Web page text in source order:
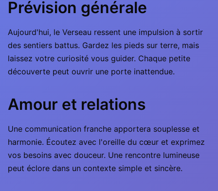
Prévision générale
Aujourd'hui, le Verseau ressent une impulsion à sortir
des sentiers battus. Gardez les pieds sur terre, mais
laissez votre curiosité vous guider. Chaque petite
découverte peut ouvrir une porte inattendue.
Amour et relations
Une communication franche apportera souplesse et
harmonie. Écoutez avec l'oreille du cœur et exprimez
vos besoins avec douceur. Une rencontre lumineuse
peut éclore dans un contexte simple et sincère.